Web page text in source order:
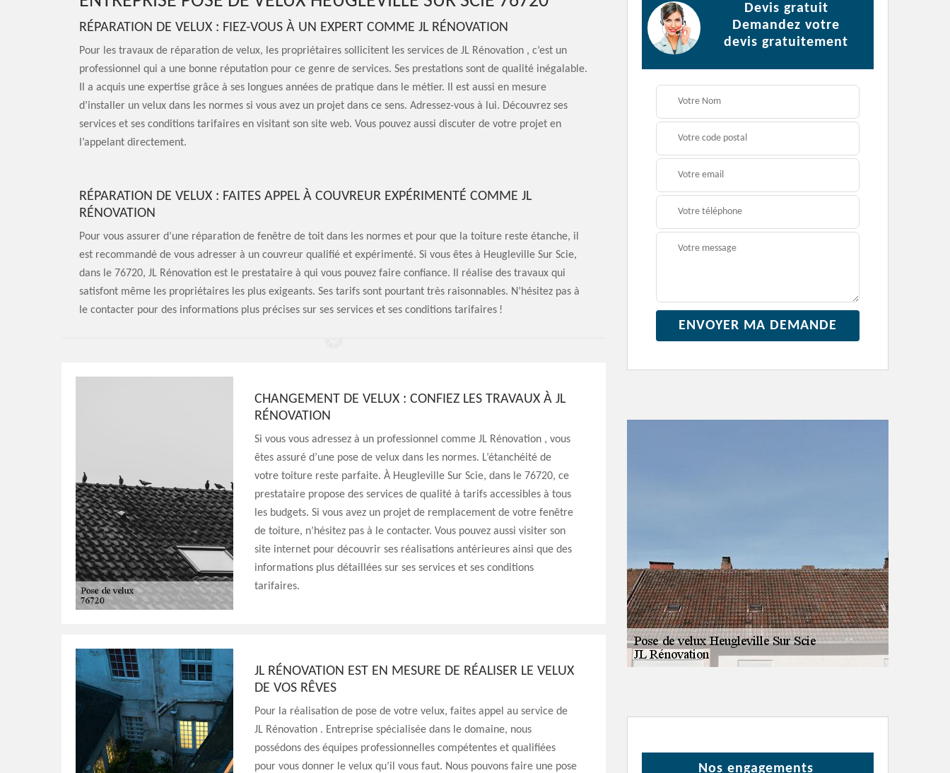
RÉPARATION DE VELUX : FIEZ-VOUS À UN EXPERT COMME JL RÉNOVATION
Pour les travaux de réparation de velux, les propriétaires sollicitent les services de JL Rénovation , c’est un
professionnel qui a une bonne réputation pour ce genre de services. Ses prestations sont de qualité inégalable.
Il a acquis une expertise grâce à ses longues années de pratique dans le métier. Il est aussi en mesure
d’installer un velux dans les normes si vous avez un projet dans ce sens. Adressez-vous à lui. Découvrez ses
services et ses conditions tarifaires en visitant son site web. Vous pouvez aussi discuter de votre projet en
l’appelant directement.
RÉPARATION DE VELUX : FAITES APPEL À COUVREUR EXPÉRIMENTÉ COMME JL
RÉNOVATION
Pour vous assurer d’une réparation de fenêtre de toit dans les normes et pour que la toiture reste étanche, il
est recommandé de vous adresser à un couvreur qualifié et expérimenté. Si vous êtes à Heugleville Sur Scie,
dans le 76720, JL Rénovation est le prestataire à qui vous pouvez faire confiance. Il réalise des travaux qui
satisfont même les propriétaires les plus exigeants. Ses tarifs sont pourtant très raisonnables. N’hésitez pas à
le contacter pour des informations plus précises sur ses services et ses conditions tarifaires !
CHANGEMENT DE VELUX : CONFIEZ LES TRAVAUX À JL
RÉNOVATION
Si vous vous adressez à un professionnel comme JL Rénovation , vous
êtes assuré d’une pose de velux dans les normes. L’étanchéité de
votre toiture reste parfaite. À Heugleville Sur Scie, dans le 76720, ce
prestataire propose des services de qualité à tarifs accessibles à tous
les budgets. Si vous avez un projet de remplacement de votre fenêtre
de toiture, n’hésitez pas à le contacter. Vous pouvez aussi visiter son
site internet pour découvrir ses réalisations antérieures ainsi que des
informations plus détaillées sur ses services et ses conditions
tarifaires.
JL RÉNOVATION EST EN MESURE DE RÉALISER LE VELUX
DE VOS RÊVES
Pour la réalisation de pose de votre velux, faites appel au service de
JL Rénovation . Entreprise spécialisée dans le domaine, nous
possédons des équipes professionnelles compétentes et qualifiées
pour vous donner le velux qu’il vous faut. Nous pouvons faire une pose
Devis gratuit
Demandez votre
devis gratuitement
Nos engagements